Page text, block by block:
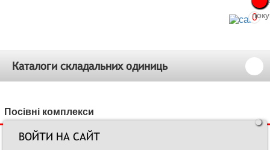
0
Каталоги складальних одиниць
Посівні комплекси
Сівалки зернові
ВОЙТИ НА САЙТ